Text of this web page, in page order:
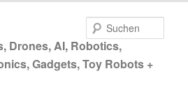
Drones, AI, Robotics,
Gadgets, Toy Robots +